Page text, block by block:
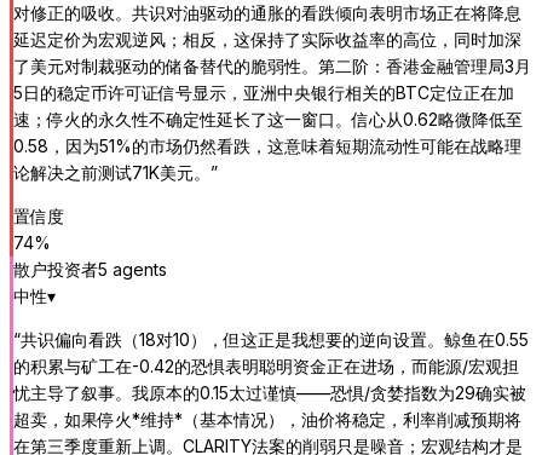
对修正的吸收。共识对油驱动的通胀的看跌倾向表明市场正在将降息
延迟定价为宏观逆风；相反，这保持了实际收益率的高位，同时加深
了美元对制裁驱动的储备替代的脆弱性。第二阶：香港金融管理局3月
5日的稳定币许可证信号显示，亚洲中央银行相关的BTC定位正在加
速；停火的永久性不确定性延长了这一窗口。信心从0.62略微降低至
0.58，因为51%的市场仍然看跌，这意味着短期流动性可能在战略理
论解决之前测试71K美元。 ”
置信度
74%
散户投资者5 agents
中性▾
“共识偏向看跌（18对10），但这正是我想要的逆向设置。鲸鱼在0.55
的积累与矿工在-0.42的恐惧表明聪明资金正在进场，而能源/宏观担
忧主导了叙事。我原本的0.15太过谨慎——恐惧/贪婪指数为29确实被
超卖，如果停火*维持*（基本情况），油价将稳定，利率削减预期将
在第三季度重新上调。CLARITY法案的削弱只是噪音；宏观结构才是